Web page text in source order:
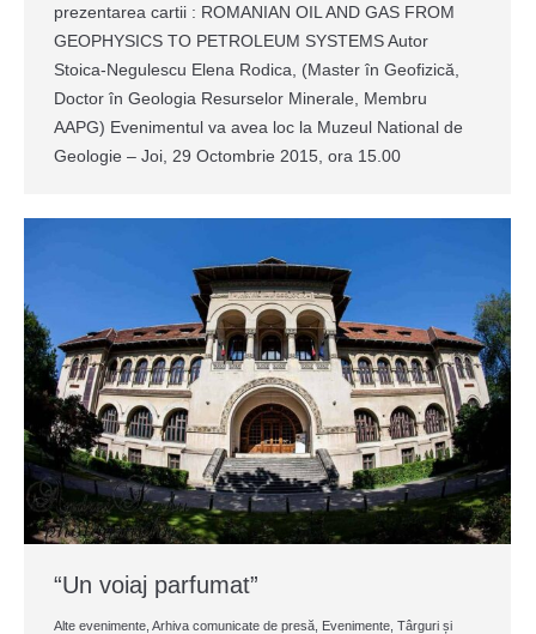
prezentarea cartii : ROMANIAN OIL AND GAS FROM
GEOPHYSICS TO PETROLEUM SYSTEMS Autor
Stoica-Negulescu Elena Rodica, (Master în Geofizică,
Doctor în Geologia Resurselor Minerale, Membru
AAPG) Evenimentul va avea loc la Muzeul National de
Geologie – Joi, 29 Octombrie 2015, ora 15.00
“Un voiaj parfumat”
Alte evenimente Arhiva comunicate de presă Evenimente Târguri și